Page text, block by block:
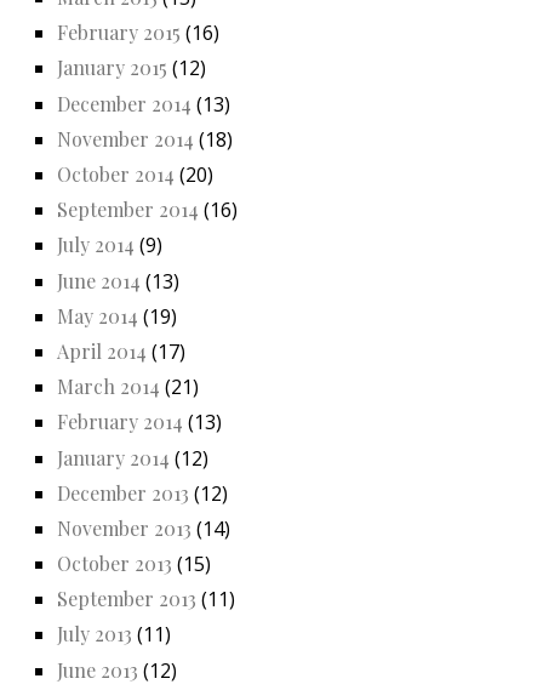
February 2015 (16)
January 2015 (12)
December 2014 (13)
November 2014 (18)
October 2014 (20)
September 2014 (16)
July 2014 (9)
June 2014 (13)
May 2014 (19)
April 2014 (17)
March 2014 (21)
February 2014 (13)
January 2014 (12)
December 2013 (12)
November 2013 (14)
October 2013 (15)
September 2013 (11)
July 2013 (11)
June 2013 (12)